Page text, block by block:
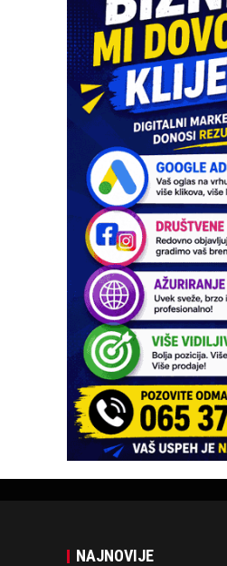
NAJNOVIJE